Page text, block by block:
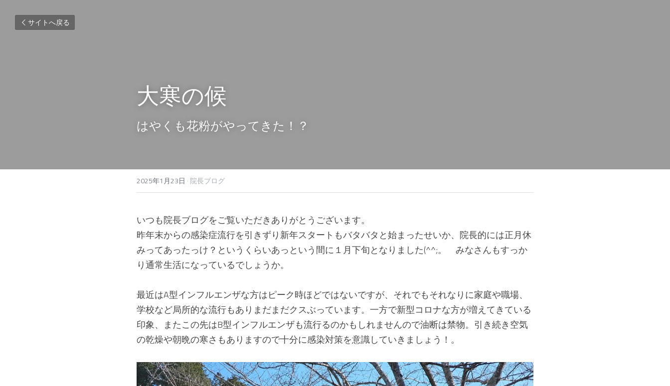
サイトへ戻る
大寒の候
はやくも花粉がやってきた！？
2025年1月23日 · 院長ブログ
いつも院長ブログをご覧いただきありがとうございます。
昨年末からの感染症流行を引きずり新年スタートもバタバタと始まったせいか、院長的には正月休
みってあったっけ？というくらいあっという間に１月下旬となりました(^^;。　みなさんもすっか
り通常生活になっているでしょうか。
最近はA型インフルエンザな方はピーク時ほどではないですが、それでもそれなりに家庭や職場、
学校など局所的な流行もありまだまだクスぶっています。一方で新型コロナな方が増えてきている
印象、またこの先はB型インフルエンザも流行るのかもしれませんので油断は禁物。引き続き空気
の乾燥や朝晩の寒さもありますので十分に感染対策を意識していきましょう！。